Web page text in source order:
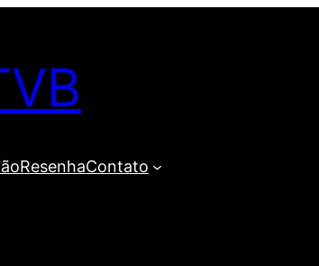
ResenhaContato